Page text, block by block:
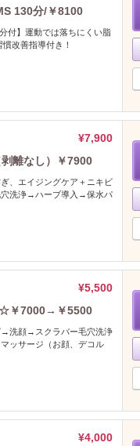
130分/￥8100
付】運動では落ちにくい脂
改善指導付き！
¥7,900
離なし）￥7900
、エイジングケア＋ニキビ
洗浄→ハーブ導入→保水パ
¥5,500
☆￥7000→￥5500
→洗顔→スクラバー毛穴洗浄
ッサージ（お顔、デコル
¥4,000